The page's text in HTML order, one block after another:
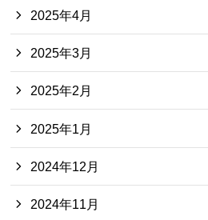
2025年4月
2025年3月
2025年2月
2025年1月
2024年12月
2024年11月